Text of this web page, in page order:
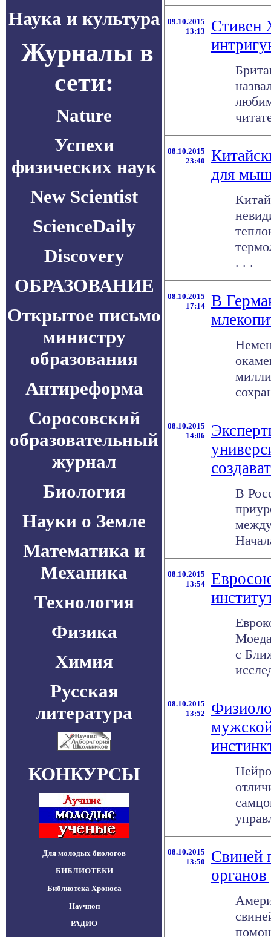
Наука и культура
Журналы в
сети:
Nature
Успехи
физических наук
New Scientist
ScienceDaily
Discovery
ОБРАЗОВАНИЕ
Открытое письмо
министру
образования
Антиреформа
Соросовский
образовательный
журнал
Биология
Науки о Земле
Математика и
Механика
Технология
Физика
Химия
Русская
литература
КОНКУРСЫ
Для молодых биологов
БИБЛИОТЕКИ
Библиотека Хроноса
Научпоп
РАДИО
09.10.2015
13:13
Стивен
08.10.2015
23:40
для
. . .
08.10.2015
17:14
В
08.10.2015
14:06
В
08.10.2015
13:54
с
08.10.2015
13:52
08.10.2015
13:50
Свиней